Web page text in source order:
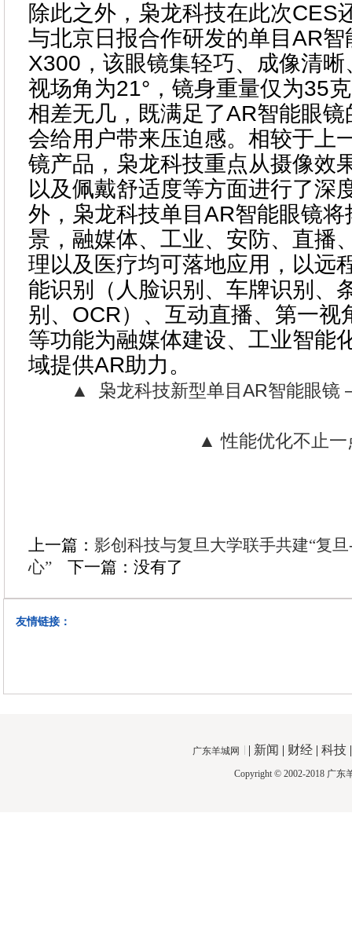
除此之外，枭龙科技在此次CES
与北京日报合作研发的单目AR
X300，该眼镜集轻巧、成像清
视场角为21°，镜身重量仅为35
相差无几，既满足了AR智能眼
会给用户带来压迫感。相较于上
镜产品，枭龙科技重点从摄像效
以及佩戴舒适度等方面进行了深
外，枭龙科技单目AR智能眼镜
景，融媒体、工业、安防、直播
理以及医疗均可落地应用，以远
能识别（人脸识别、车牌识别、
别、OCR）、互动直播、第一视
等功能为融媒体建设、工业智能
域提供AR助力。
▲ 枭龙科技新型单目AR智能眼镜
▲ 性能优化不止一
上一篇： 影创科技与复旦大学联手共建“复
心”
下一篇：没有了
友情链接：
广东羊城网 | 新闻 | 财经 | 科技
Copyright © 2002-2018 广东